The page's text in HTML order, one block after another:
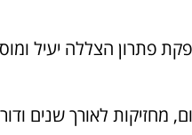
פתרון הצללה יעיל
מחזיקות לאורך שנים